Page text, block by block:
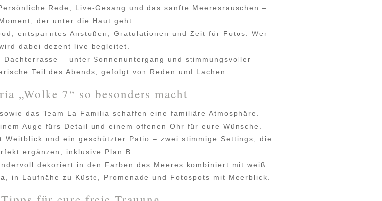
Rede, Live-Gesang und das sanfte Meeresrauschen –
der unter die Haut geht.
entspanntes Anstoßen, Gratulationen und Zeit für Fotos. Wer
dabei dezent live begleitet.
Dachterrasse – unter Sonnenuntergang und stimmungsvoller
Teil des Abends, gefolgt von Reden und Lachen.
„Wolke 7“ so besonders macht
das Team La Familia schaffen eine familiäre Atmosphäre.
Auge fürs Detail und einem offenen Ohr für eure Wünsche.
Weitblick und ein geschützter Patio – zwei stimmige Settings, die
ergänzen, inklusive Plan B.
dekoriert in den Farben des Meeres kombiniert mit weiß.
, in Laufnähe zu Küste, Promenade und Fotospots mit Meerblick.